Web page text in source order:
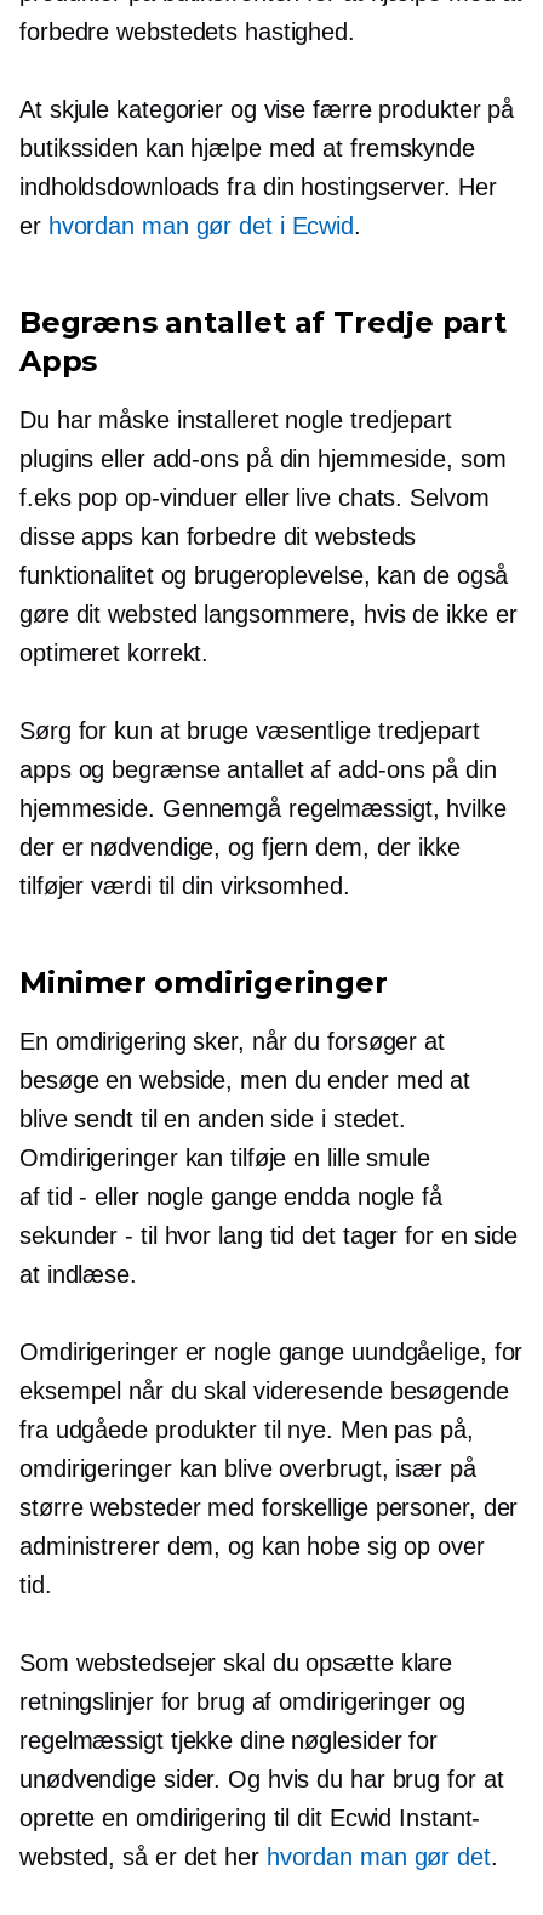
forbedre webstedets hastighed.
At skjule kategorier og vise færre produkter på
butikssiden kan hjælpe med at fremskynde
indholdsdownloads fra din hostingserver. Her
er hvordan man gør det i Ecwid.
Begræns antallet af Tredje part
Apps
Du har måske installeret nogle tredjepart
plugins eller add-onspå din hjemmeside, som
f.eks pop op-vinduer eller live chats. Selvom
disse apps kan forbedre dit websteds
funktionalitet og brugeroplevelse, kan de også
gøre dit websted langsommere, hvis de ikke er
optimeret korrekt.
Sørg for kun at bruge væsentlige tredjepart
apps og begrænse antallet afadd-onspå din
hjemmeside. Gennemgå regelmæssigt, hvilke
der er nødvendige, og fjern dem, der ikke
tilføjer værdi til din virksomhed.
Minimer omdirigeringer
En omdirigering sker, når du forsøger at
besøge en webside, men du ender med at
blive sendt til en anden side i stedet.
Omdirigeringer kan tilføje en lille smule
af tid - ellernogle gange endda nogle få
sekunder - til hvor lang tid det tager for en side
at indlæse.
Omdirigeringer er nogle gange uundgåelige, for
eksempel når du skal videresende besøgende
fra udgåede produkter til nye. Men pas på,
omdirigeringer kan blive overbrugt, især på
større websteder med forskellige personer, der
administrerer dem, og kan hobe sig op over
tid.
Som webstedsejer skal du opsætte klare
retningslinjer for brug af omdirigeringer og
regelmæssigt tjekke dine nøglesider for
unødvendige sider. Og hvis du har brug for at
oprette en omdirigering til dit Ecwid Instant-
websted, så er det her hvordan man gør det.